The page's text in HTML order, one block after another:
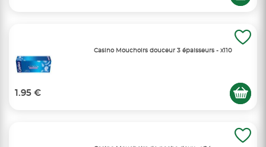
Casino Mouchoirs douceur 3 épaisseurs - x110
1.95 €